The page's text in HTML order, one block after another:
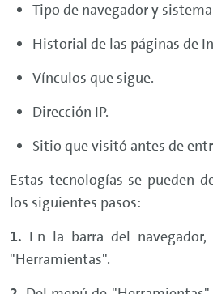
Tipo de navegador y
Historial de las páginas de
Vínculos que sigue.
Dirección IP.
Sitio que visitó antes de
Estas tecnologías se pueden
los siguientes pasos:
En la barra del
"Herramientas".